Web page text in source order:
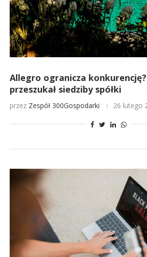
Allegro ogranicza konkurencję?
przeszukał siedziby spółki
przez Zespół 300Gospodarki 26 lutego